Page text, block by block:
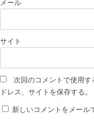
メール
サイト
次回のコメントで使用
ドレス、サイトを保存する。
新しいコメントをメール